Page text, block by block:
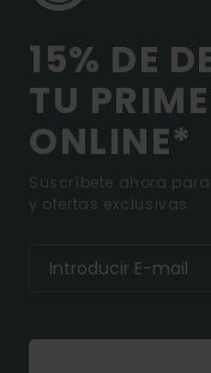
15% DE
TU
ONLINE*
Suscríbete ahora
y ofertas exclusivas.